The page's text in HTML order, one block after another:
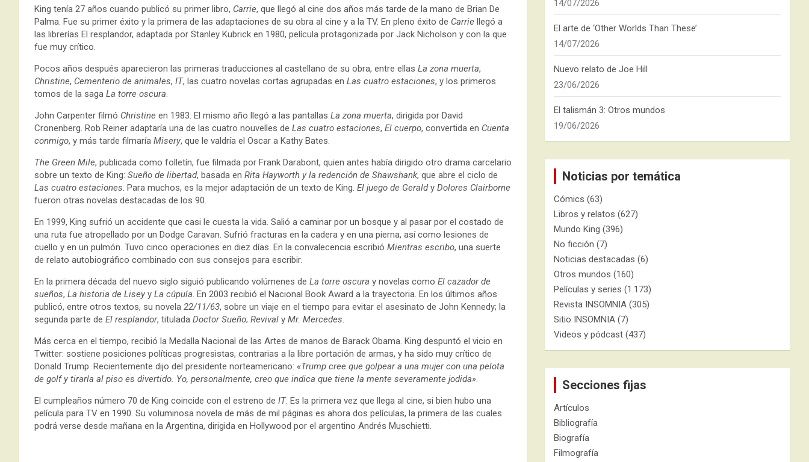
King tenía 27 años cuando publicó su primer libro, Carrie, que llegó al cine dos años más tarde de la mano de Brian De
Palma. Fue su primer éxito y la primera de las adaptaciones de su obra al cine y a la TV. En pleno éxito de Carrie llegó a
las librerías El resplandor, adaptada por Stanley Kubrick en 1980, película protagonizada por Jack Nicholson y con la que
fue muy crítico.
Pocos años después aparecieron las primeras traducciones al castellano de su obra, entre ellas La zona muerta,
Christine, Cementerio de animales, IT, las cuatro novelas cortas agrupadas en Las cuatro estaciones, y los primeros
tomos de la saga La torre oscura.
John Carpenter filmó Christine en 1983. El mismo año llegó a las pantallas La zona muerta, dirigida por David
Cronenberg. Rob Reiner adaptaría una de las cuatro nouvelles de Las cuatro estaciones, El cuerpo, convertida en Cuenta
conmigo, y más tarde filmaría Misery, que le valdría el Oscar a Kathy Bates.
The Green Mile, publicada como folletín, fue filmada por Frank Darabont, quien antes había dirigido otro drama carcelario
sobre un texto de King: Sueño de libertad, basada en Rita Hayworth y la redención de Shawshank, que abre el ciclo de
Las cuatro estaciones. Para muchos, es la mejor adaptación de un texto de King. El juego de Geraldy Dolores Clairborne
fueron otras novelas destacadas de los 90.
En 1999, King sufrió un accidente que casi le cuesta la vida. Salió a caminar por un bosque y al pasar por el costado de
una ruta fue atropellado por un Dodge Caravan. Sufrió fracturas en la cadera y en una pierna, así como lesiones de
cuello y en un pulmón. Tuvo cinco operaciones en diez días. En la convalecencia escribió Mientras escribo, una suerte
de relato autobiográfico combinado con sus consejos para escribir.
En la primera década del nuevo siglo siguió publicando volúmenes de La torre oscura y novelas como El cazador de
sueños, La historia de Lisey y La cúpula. En 2003 recibió el Nacional Book Award a la trayectoria. En los últimos años
publicó, entre otros textos, su novela 22/11/63, sobre un viaje en el tiempo para evitar el asesinato de John Kennedy; la
segunda parte de El resplandor, titulada Doctor Sueño; Revival y Mr. Mercedes.
Más cerca en el tiempo, recibió la Medalla Nacional de las Artes de manos de Barack Obama. King despuntó el vicio en
Twitter: sostiene posiciones políticas progresistas, contrarias a la libre portación de armas, y ha sido muy crítico de
Donald Trump. Recientemente dijo del presidente norteamericano: «Trump cree que golpear a una mujer con una pelota
de golf y tirarla al piso es divertido. Yo, personalmente, creo que indica que tiene la mente severamente jodida».
El cumpleaños número 70 de King coincide con el estreno de IT. Es la primera vez que llega al cine, si bien hubo una
película para TV en 1990. Su voluminosa novela de más de mil páginas es ahora dos películas, la primera de las cuales
podrá verse desde mañana en la Argentina, dirigida en Hollywood por el argentino Andrés Muschietti.
14/07/2026
El arte de ‘Other Worlds Than These’
14/07/2026
Nuevo relato de Joe Hill
23/06/2026
El talismán 3: Otros mundos
19/06/2026
Noticias por temática
Cómics (63)
Libros y relatos (627)
Mundo King (396)
No ficción (7)
Noticias destacadas (6)
Otros mundos (160)
Películas y series (1.173)
Revista INSOMNIA (305)
Sitio INSOMNIA (7)
Videos y pódcast (437)
Secciones fijas
Artículos
Bibliografía
Biografía
Filmografía